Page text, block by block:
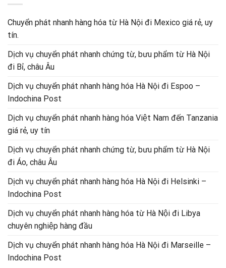
Chuyển phát nhanh hàng hóa từ Hà Nội đi Mexico giá rẻ, uy
tín.
Dịch vụ chuyển phát nhanh chứng từ, bưu phẩm từ Hà Nội
đi Bỉ, châu Âu
Dịch vụ chuyển phát nhanh hàng hóa Hà Nội đi Espoo –
Indochina Post
Dịch vụ chuyển phát nhanh hàng hóa Việt Nam đến Tanzania
giá rẻ, uy tín
Dịch vụ chuyển phát nhanh chứng từ, bưu phẩm từ Hà Nội
đi Áo, châu Âu
Dịch vụ chuyển phát nhanh hàng hóa Hà Nội đi Helsinki –
Indochina Post
Dịch vụ chuyển phát nhanh hàng hóa từ Hà Nội đi Libya
chuyên nghiệp hàng đầu
Dịch vụ chuyển phát nhanh hàng hóa Hà Nội đi Marseille –
Indochina Post